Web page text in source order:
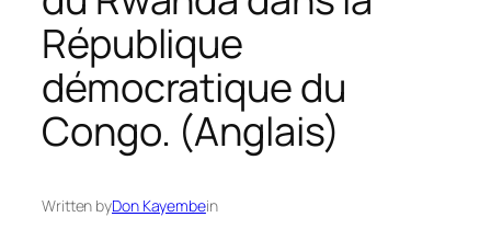
République
démocratique du
Congo. (Anglais)
Written byDon Kayembein